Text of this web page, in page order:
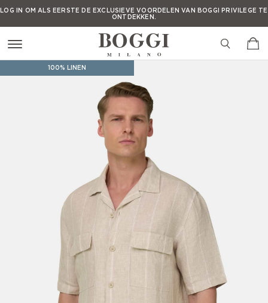
LOG IN OM ALS EERSTE DE EXCLUSIEVE VOORDELEN VAN BOGGI PRIVILEGE TE
ONTDEKKEN.